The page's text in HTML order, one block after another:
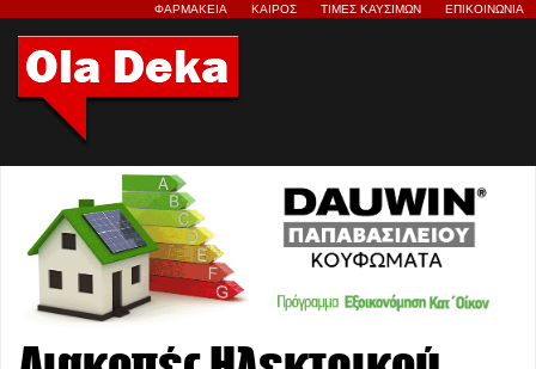
ΦΑΡΜΑΚΕΙΑ ΚΑΙΡΟΣ ΤΙΜΕΣ ΚΑΥΣΙΜΩΝ ΕΠΙΚΟΙΝΩΝΙΑ